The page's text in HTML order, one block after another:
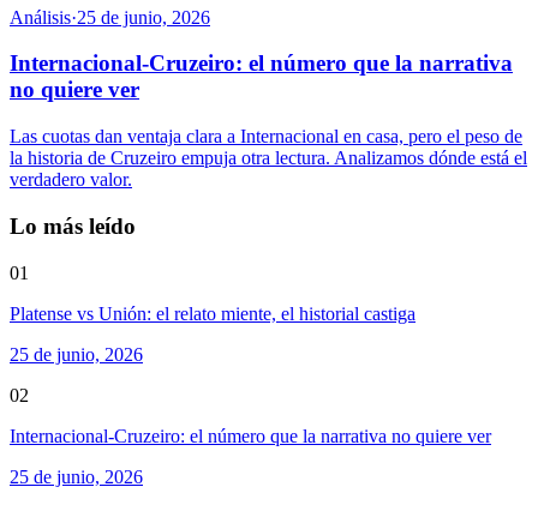
Análisis·25 de junio, 2026
Internacional-Cruzeiro: el número que la narrativa
no quiere ver
Las cuotas dan ventaja clara a Internacional en casa, pero el peso de
la historia de Cruzeiro empuja otra lectura. Analizamos dónde está el
verdadero valor.
Lo más leído
01
Platense vs Unión: el relato miente, el historial castiga
25 de junio, 2026
02
Internacional-Cruzeiro: el número que la narrativa no quiere ver
25 de junio, 2026